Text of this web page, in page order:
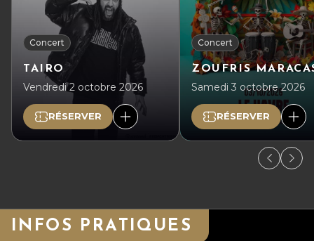
Concert
TAIRO
Vendredi 2 octobre 2026
RÉSERVER
Concert
ZOUFRIS
Samedi 3 octobre 2026
RÉSERVER
INFOS PRATIQUES